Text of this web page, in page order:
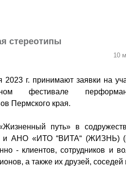
стереотипы
10
г. принимают заявки на
фестивале
Пермского края.
путь» в
и АНО «ИТО “ВИТА“ (ЖИЗНЬ)
- клиентов, сотрудников и
а также их друзей, соседей